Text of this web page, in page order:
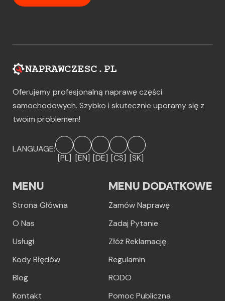
Oferujemy profesjonalną naprawę części
samochodowych. Szybko i skutecznie uporamy się z
twoim problemem!
LANGUAGE:
[PL] [EN] [DE] [CS] [SK]
MENU
Strona Główna
O Nas
Usługi
Kody Błędów
Blog
Kontakt
MENU DODATKOWE
Zamów Naprawę
Zadaj Pytanie
Złóż Reklamację
Regulamin
RODO
Pomoc Publiczna